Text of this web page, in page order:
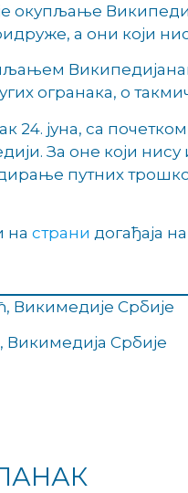
окупљање
а они који
огранака, о
јуна, са
За оне који
путних
на страни догађаја
Викимедије Србије
Викимедија Србије